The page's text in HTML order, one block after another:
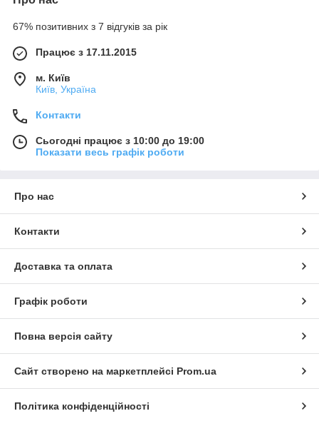
67% позитивних з 7 відгуків за рік
Працює з 17.11.2015
м. Київ
Київ, Україна
Контакти
Сьогодні працює з 10:00 до 19:00
Показати весь графік роботи
Про нас
Контакти
Доставка та оплата
Графік роботи
Повна версія сайту
Сайт створено на маркетплейсі Prom.ua
Політика конфіденційності